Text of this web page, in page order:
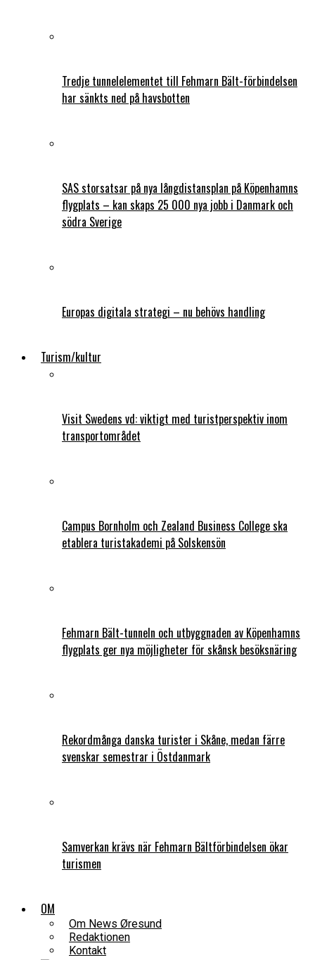
Tredje tunnelelementet till Fehmarn Bält-förbindelsen
har sänkts ned på havsbotten
SAS storsatsar på nya långdistansplan på Köpenhamns
flygplats – kan skaps 25 000 nya jobb i Danmark och
södra Sverige
Europas digitala strategi – nu behövs handling
Turism/kultur
Visit Swedens vd: viktigt med turistperspektiv inom
transportområdet
Campus Bornholm och Zealand Business College ska
etablera turistakademi på Solskensön
Fehmarn Bält-tunneln och utbyggnaden av Köpenhamns
flygplats ger nya möjligheter för skånsk besöksnäring
Rekordmånga danska turister i Skåne, medan färre
svenskar semestrar i Östdanmark
Samverkan krävs när Fehmarn Bältförbindelsen ökar
turismen
OM
Om News Øresund
Redaktionen
Kontakt